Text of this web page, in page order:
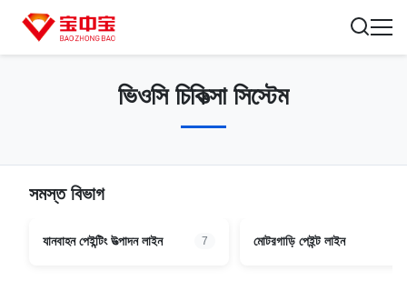
ভিওসি চিকিত্সা সিস্টেম
সমস্ত বিভাগ
যানবাহন পেইন্টিং উত্পাদন লাইন 7 মোটরগাড়ি পেইন্ট লাইন